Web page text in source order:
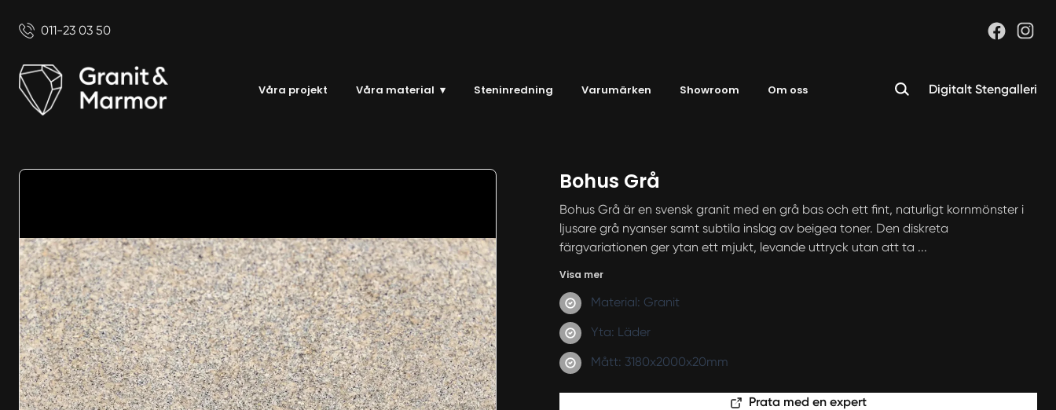
011-23 03 50
Våra projekt Våra material ▾ Steninredning Varumärken Showroom Om oss Digitalt Stengalleri
Bohus Grå
Bohus Grå är en svensk granit med en grå bas och ett fint, naturligt kornmönster i
ljusare grå nyanser samt subtila inslag av beigea toner. Den diskreta
färgvariationen ger ytan ett mjukt, levande uttryck utan att ta ...
Visa mer
Material: Granit
Yta: Läder
Mått: 3180x2000x20mm
Prata med en expert